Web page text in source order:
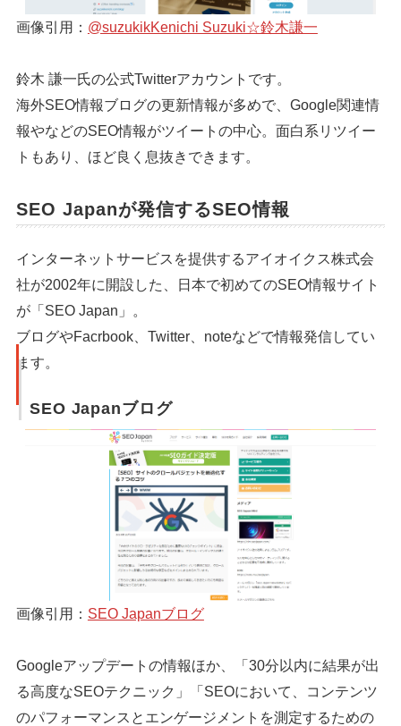
画像引用： @suzukikKenichi Suzuki☆鈴木謙一
鈴木 謙一氏の公式Twitterアカウントです。
海外SEO情報ブログの更新情報が多めで、Google関連情
報やなどのSEO情報がツイートの中心。面白系リツイー
トもあり、ほど良く息抜きできます。
SEO Japanが発信するSEO情報
インターネットサービスを提供するアイオイクス株式会
社が2002年に開設した、日本で初めてのSEO情報サイト
が「SEO Japan」。
ブログやFacrbook、Twitter、noteなどで情報発信してい
ます。
SEO Japanブログ
画像引用： SEO Japanブログ
Googleアップデートの情報ほか、「30分以内に結果が出
る高度なSEOテクニック」「SEOにおいて、コンテンツ
のパフォーマンスとエンゲージメントを測定するための